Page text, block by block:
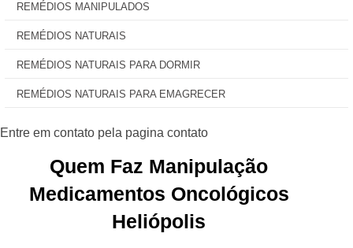
REMÉDIOS MANIPULADOS
REMÉDIOS NATURAIS
REMÉDIOS NATURAIS PARA DORMIR
REMÉDIOS NATURAIS PARA EMAGRECER
Quem Faz Manipulação
Medicamentos Oncológicos
Heliópolis